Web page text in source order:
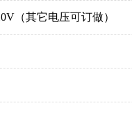
（其它电压可订做）